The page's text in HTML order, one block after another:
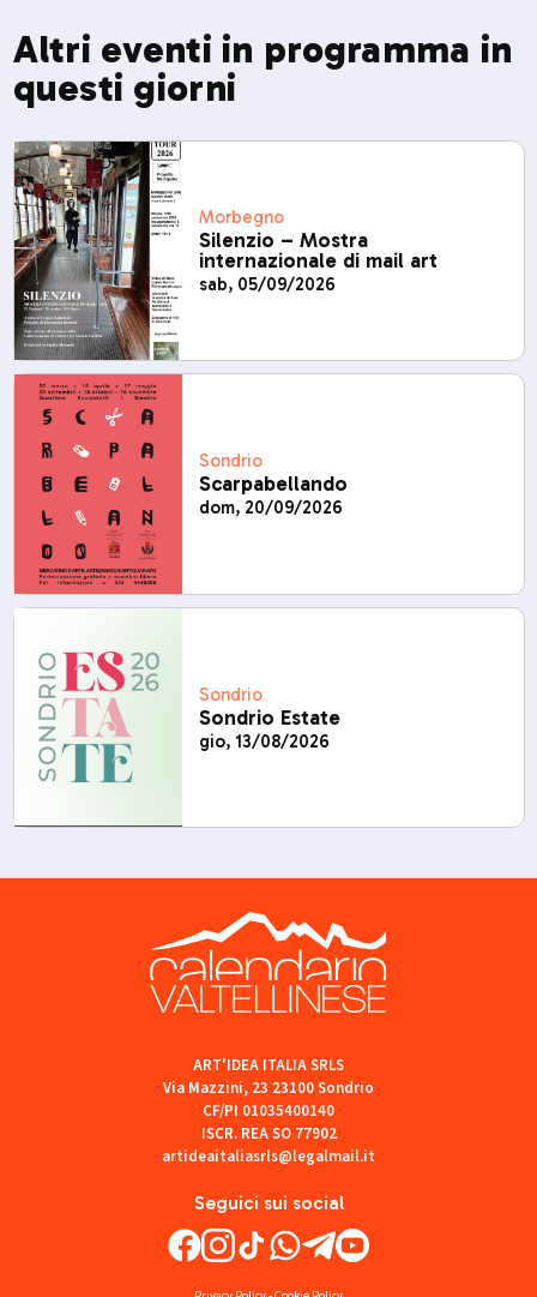
Altri eventi in programma in
questi giorni
Morbegno
Silenzio – Mostra
internazionale di mail art
sab, 05/09/2026
Sondrio
Scarpabellando
dom, 20/09/2026
Sondrio
Sondrio Estate
gio, 13/08/2026
Seguici sui social
ART'IDEA ITALIA SRLS
Via Mazzini, 23 23100 Sondrio
CF/PI 01035400140
ISCR. REA SO 77902
artideaitaliasrls@legalmail.it